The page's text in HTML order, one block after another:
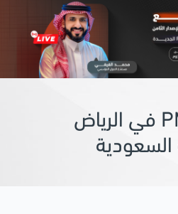
مواعيد اختبار PMP في الرياض
السعودية